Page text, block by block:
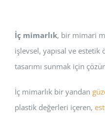
İç mimarlık, bir mimari
işlevsel, yapısal ve
tasarımı sunmak için
İç mimarlık bir yandan
plastik değerleri içeren,